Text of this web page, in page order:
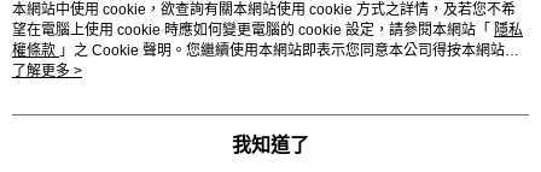
熱門標籤
本網站中使用 cookie，欲查詢有關本網站使用 cookie 方式之詳情，及若您不希
望在電腦上使用 cookie 時應如何變更電腦的 cookie 設定，請參閱本網站「 隱私
權條款 」之 Cookie 聲明。您繼續使用本網站即表示您同意本公司得按本網站使
用條款之 Cookie 聲明使用 cookie。
了解更多 >
我知道了